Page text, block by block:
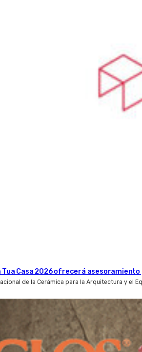
Tua Casa 2026 ofrecerá
de la Cerámica para la Arquitectura y el